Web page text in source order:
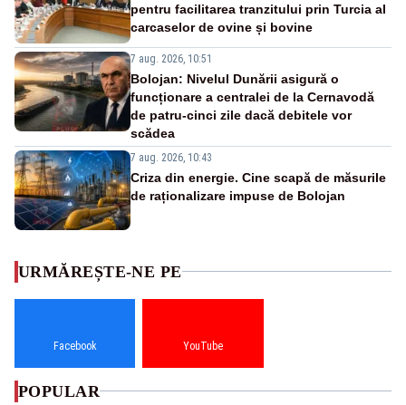
pentru facilitarea tranzitului prin Turcia al
carcaselor de ovine și bovine
7 aug. 2026, 10:51
Bolojan: Nivelul Dunării asigură o
funcționare a centralei de la Cernavodă
de patru-cinci zile dacă debitele vor
scădea
7 aug. 2026, 10:43
Criza din energie. Cine scapă de măsurile
de raționalizare impuse de Bolojan
URMĂREȘTE-NE PE
Facebook YouTube
POPULAR